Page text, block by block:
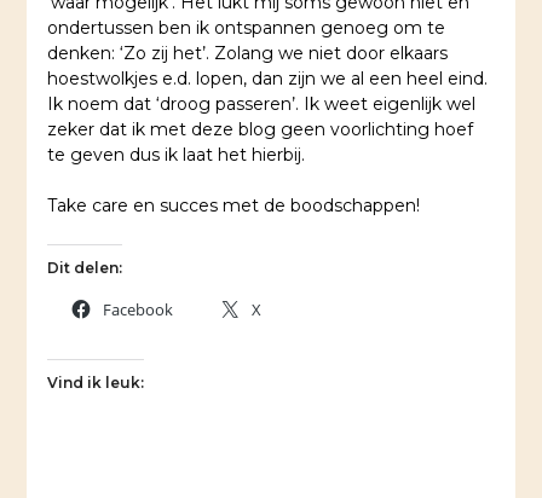
ondertussen ben ik ontspannen genoeg om te
denken: ‘Zo zij het’. Zolang we niet door elkaars
hoestwolkjes e.d. lopen, dan zijn we al een heel eind.
Ik noem dat ‘droog passeren’. Ik weet eigenlijk wel
zeker dat ik met deze blog geen voorlichting hoef
te geven dus ik laat het hierbij.
Take care en succes met de boodschappen!
Dit delen:
Facebook X
Vind ik leuk: